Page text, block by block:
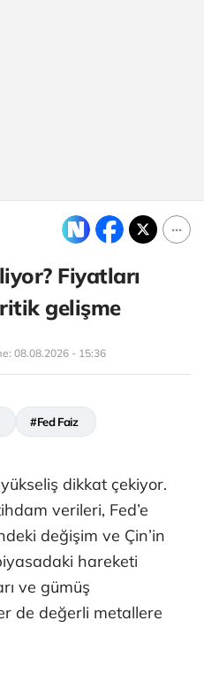
Fiyatları
gelişme
08.08.2026 - 15:36
#Fed Faiz
dikkat çekiyor.
verileri, Fed’e
değişim ve Çin’in
hareketi
ve gümüş
de değerli metallere